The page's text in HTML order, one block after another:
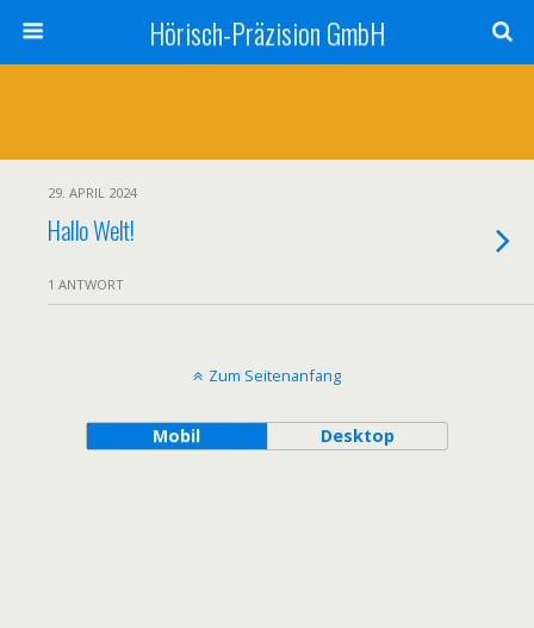
Hörisch-Präzision GmbH
29. APRIL 2024
Hallo Welt!
1 ANTWORT
Zum Seitenanfang
Mobil Desktop